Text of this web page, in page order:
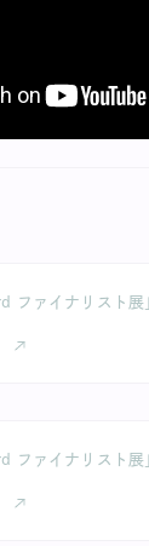
ファイナリスト展
ファイナリスト展